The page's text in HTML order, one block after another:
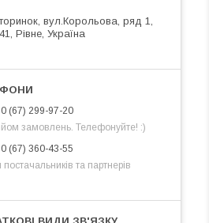
вул.Корольова, ряд 1,
Рівне, Україна
(67) 299-97-20
замовлень. Телефонуйте! :)
(67) 360-43-55
та партнерів